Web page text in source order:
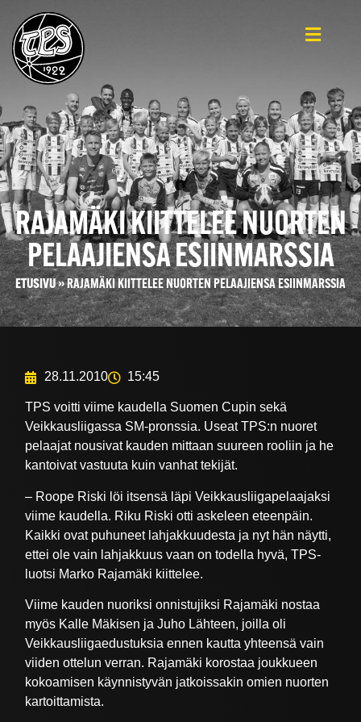
RAJAMÄKI KIITTELEE NUORTEN
PELAAJIENSA ESIINMARSSIA
ETUSIVU»RAJAMÄKI KIITTELEE NUORTEN PELAAJIENSA ESIINMARSSIA
28.11.2010 15:45
TPS voitti viime kaudella Suomen Cupin sekä
Veikkausliigassa SM-pronssia. Useat TPS:n nuoret
pelaajat nousivat kauden mittaan suureen rooliin ja he
kantoivat vastuuta kuin vanhat tekijät.
– Roope Riski löi itsensä läpi Veikkausliigapelaajaksi
viime kaudella. Riku Riski otti askeleen eteenpäin.
Kaikki ovat puhuneet lahjakkuudesta ja nyt hän näytti,
ettei ole vain lahjakkuus vaan on todella hyvä, TPS-
luotsi Marko Rajamäki kiittelee.
Viime kauden nuoriksi onnistujiksi Rajamäki nostaa
myös Kalle Mäkisen ja Juho Lähteen, joilla oli
Veikkausliigaedustuksia ennen kautta yhteensä vain
viiden ottelun verran. Rajamäki korostaa joukkueen
kokoamisen käynnistyvän jatkoissakin omien nuorten
kartoittamista.